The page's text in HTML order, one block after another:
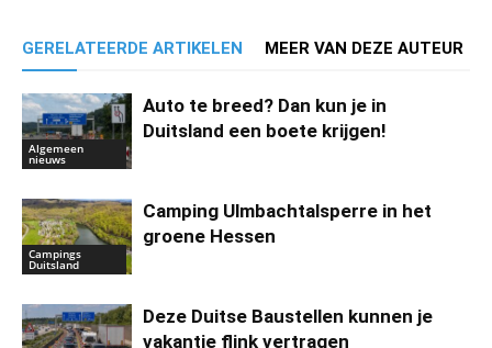
GERELATEERDE ARTIKELEN MEER VAN DEZE AUTEUR
Algemeen
nieuws
Auto te breed? Dan kun je in
Duitsland een boete krijgen!
Campings
Duitsland
Camping Ulmbachtalsperre in het
groene Hessen
Deze Duitse Baustellen kunnen je
vakantie flink vertragen